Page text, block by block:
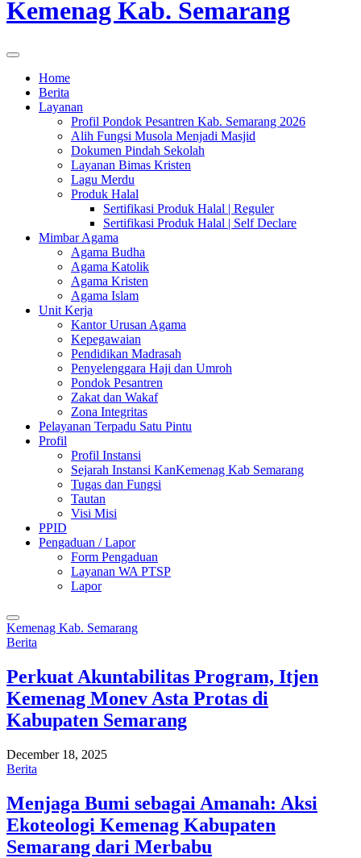
Kemenag Kab. Semarang
Home
Berita
Layanan
Profil Pondok Pesantren Kab. Semarang 2026
Alih Fungsi Musola Menjadi Masjid
Dokumen Pindah Sekolah
Layanan Bimas Kristen
Lagu Merdu
Produk Halal
Sertifikasi Produk Halal | Reguler
Sertifikasi Produk Halal | Self Declare
Mimbar Agama
Agama Budha
Agama Katolik
Agama Kristen
Agama Islam
Unit Kerja
Kantor Urusan Agama
Kepegawaian
Pendidikan Madrasah
Penyelenggara Haji dan Umroh
Pondok Pesantren
Zakat dan Wakaf
Zona Integritas
Pelayanan Terpadu Satu Pintu
Profil
Profil Instansi
Sejarah Instansi KanKemenag Kab Semarang
Tugas dan Fungsi
Tautan
Visi Misi
PPID
Pengaduan / Lapor
Form Pengaduan
Layanan WA PTSP
Lapor
Kemenag Kab. Semarang
Berita
Perkuat Akuntabilitas Program, Itjen
Kemenag Monev Asta Protas di
Kabupaten Semarang
December 18, 2025
Berita
Menjaga Bumi sebagai Amanah: Aksi
Ekoteologi Kemenag Kabupaten
Semarang dari Merbabu